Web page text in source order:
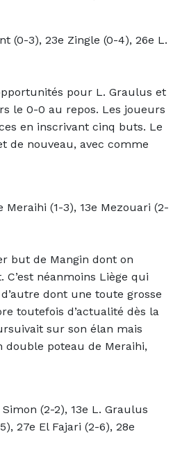
(0-3), 23e Zingle (0-4), 26e L.
pour L. Graulus et
le 0-0 au repos. Les joueurs
en inscrivant cinq buts. Le
de nouveau, avec comme
Meraihi (1-3), 13e Mezouari (2-
but de Mangin dont on
néanmoins Liège qui
dont une toute grosse
toutefois d’actualité dès la
sur son élan mais
poteau de Meraihi,
(2-2), 13e L. Graulus
27e El Fajari (2-6), 28e